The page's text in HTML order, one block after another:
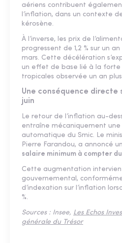
aériens contribuent
l’inflation, dans un contexte
kérosène.
À l’inverse, les prix de
progressent de 1,2 % sur un an
mars. Cette décélération
un effet de base lié à la forte
tropicales observée un an
Une conséquence directe
juin
Le retour de l’inflation au-
entraîne mécaniquement une
automatique du Smic. Le
Pierre Farandou, a annoncé
salaire minimum à compter du
Cette augmentation
gouvernemental,
d’indexation sur l’inflation
%.
Sources : Insee, Les Echos
générale du Trésor